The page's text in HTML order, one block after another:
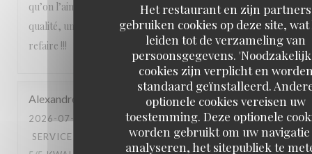
Het restaurant en zijn partners
gebruiken cookies op deze site,
leiden tot de verzameling van
persoonsgegevens.
cookies zijn verplicht en
standaard geïnstalleerd.
optionele cookies vereisen uw
toestemming. Deze optionele
worden gebruikt om uw
analyseren, het sitepubliek te
qu’on l’aime avec des produits de saison, un service de
qualité, une équipe attentionnée, un cadre magnifique. A
refaire !!!
Alexandre
2026-07-23
- 19:00 - GASTEN 3
SERVICE
ATMOSFEER: 5 /5 KEUKEN :